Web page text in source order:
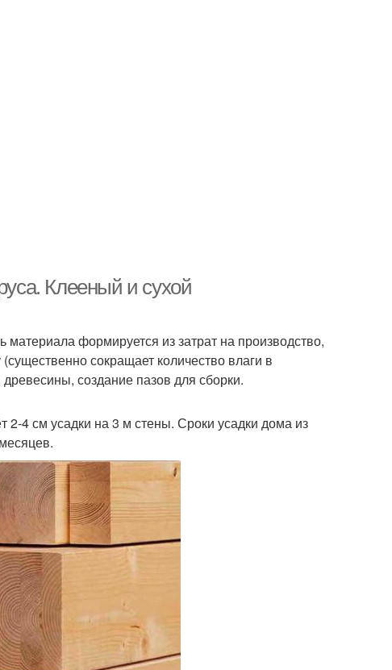
Клееный и сухой
формируется из затрат на производство,
сокращает количество влаги в
создание пазов для сборки.
4 см усадки на 3 м стены. Сроки усадки дома из